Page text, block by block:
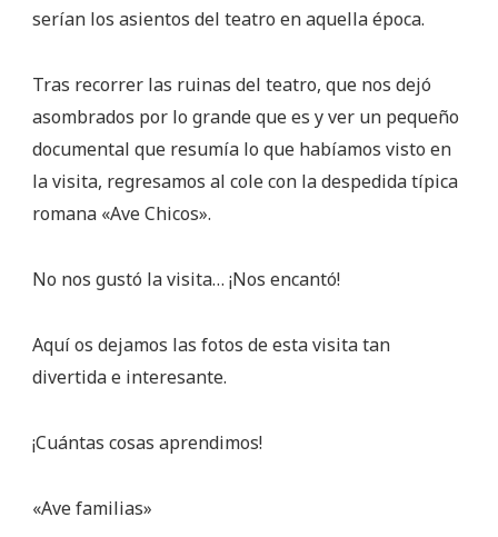
serían los asientos del teatro en aquella época.
Tras recorrer las ruinas del teatro, que nos dejó
asombrados por lo grande que es y ver un pequeño
documental que resumía lo que habíamos visto en
la visita, regresamos al cole con la despedida típica
romana «Ave Chicos».
No nos gustó la visita… ¡Nos encantó!
Aquí os dejamos las fotos de esta visita tan
divertida e interesante.
¡Cuántas cosas aprendimos!
«Ave familias»